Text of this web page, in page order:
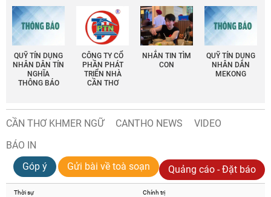
QUỸ TÍN DỤNG
NHÂN DÂN TÍN
NGHĨA
THÔNG BÁO
CÔNG TY CỔ
PHẦN PHÁT
TRIỂN NHÀ
CẦN THƠ
NHẮN TIN TÌM
CON
QUỸ TÍN DỤNG
NHÂN DÂN
MEKONG
CẦN THƠ KHMER NGỮ CANTHO NEWS
VIDEO
BÁO IN
Góp ý
Gửi bài về toà soạn Quảng cáo - Đặt báo
Thời sự Chính trị